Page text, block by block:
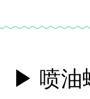
▶ 喷油